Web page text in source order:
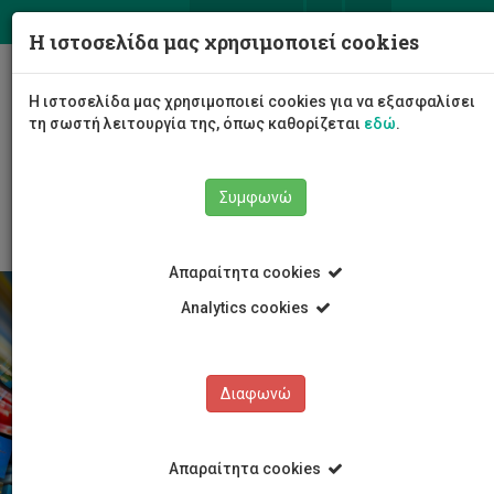
Κέντρο Γλωσσών Νέα και Ανακοινώσεις
Η ιστοσελίδα μας χρησιμοποιεί cookies
Η ιστοσελίδα μας χρησιμοποιεί cookies για να εξασφαλίσει
τη σωστή λειτουργία της, όπως καθορίζεται εδώ.
Συμφωνώ
Απαραίτητα cookies
Analytics cookies
Διαφωνώ
Απαραίτητα cookies